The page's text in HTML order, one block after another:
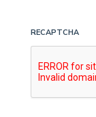
RECAPTCHA